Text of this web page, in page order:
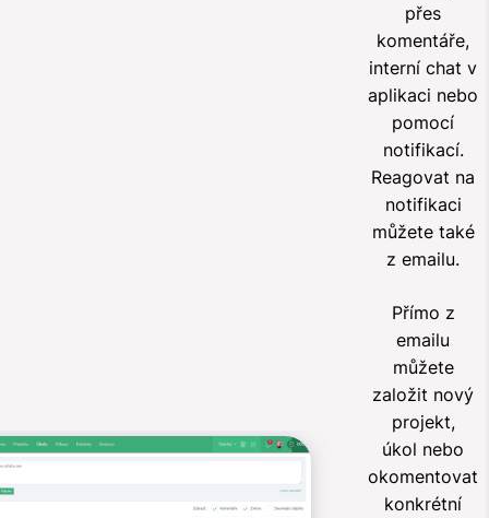
přes
komentáře,
interní chat v
aplikaci nebo
pomocí
notifikací.
Reagovat na
notifikaci
můžete také
z emailu.
Přímo z
emailu
můžete
založit nový
projekt,
úkol nebo
okomentovat
konkrétní